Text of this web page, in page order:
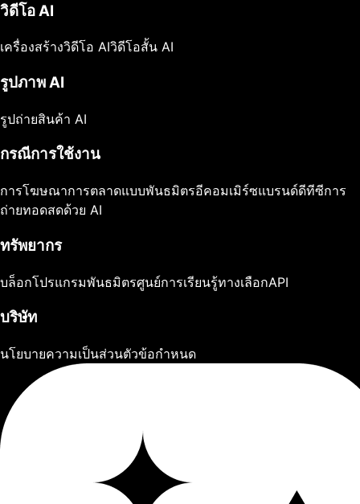
วิดีโอ AI
เครื่องสร้างวิดีโอ AIวิดีโอสั้น AI
รูปภาพ AI
รูปถ่ายสินค้า AI
กรณีการใช้งาน
การโฆษณาการตลาดแบบพันธมิตรอีคอมเมิร์ซแบรนด์ดีทีซีการ
ถ่ายทอดสดด้วย AI
ทรัพยากร
บล็อกโปรแกรมพันธมิตรศูนย์การเรียนรู้ทางเลือกAPI
บริษัท
นโยบายความเป็นส่วนตัวข้อกำหนด